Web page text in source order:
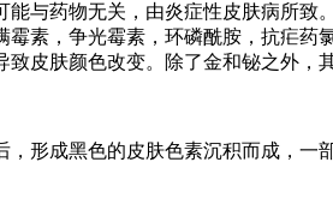
与药物无关，由炎症性皮肤病所
素，争光霉素，环磷酰胺，抗疟
皮肤颜色改变。除了金和铋之外，
形成黑色的皮肤色素沉积而成，